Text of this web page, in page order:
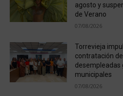
agosto y
de Verano
07/08/2026
Torrevieja
contratación
desempleadas
municipales
07/08/2026